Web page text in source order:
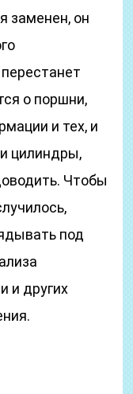
заменен, он
о поршни,
и тех, и
цилиндры,
Чтобы
под
и других